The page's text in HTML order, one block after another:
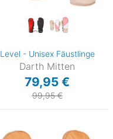
Level - Unisex Fäustlinge
Darth Mitten
79,95 €
99,95 €